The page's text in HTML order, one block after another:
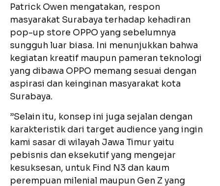
Patrick Owen mengatakan, respon
masyarakat Surabaya terhadap kehadiran
pop-up store OPPO yang sebelumnya
sungguh luar biasa. Ini menunjukkan bahwa
kegiatan kreatif maupun pameran teknologi
yang dibawa OPPO memang sesuai dengan
aspirasi dan keinginan masyarakat kota
Surabaya.
”Selain itu, konsep ini juga sejalan dengan
karakteristik dari target audience yang ingin
kami sasar di wilayah Jawa Timur yaitu
pebisnis dan eksekutif yang mengejar
kesuksesan, untuk Find N3 dan kaum
perempuan milenial maupun Gen Z yang